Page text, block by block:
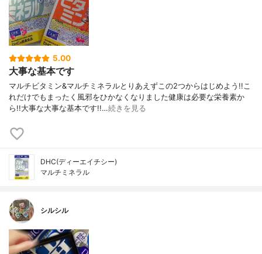
5.00
大事な基本です
マルチビタミン&マルチミネラルとりあえずこの2つからはじめよう!!こ
れだけでもまったく風邪をひかなくなりました健康は必要な栄養素か
ら!!大事な大事な基本です!!…続きを見る
DHC(ディーエイチシー)
マルチミネラル
シルシル